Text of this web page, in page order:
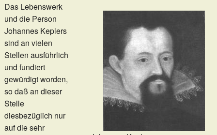
Das Lebenswerk
und die Person
Johannes Keplers
sind an vielen
Stellen ausführlich
und fundiert
gewürdigt worden,
so daß an dieser
Stelle
diesbezüglich nur
auf die sehr